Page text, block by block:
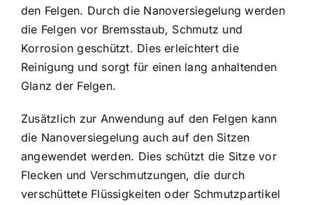
den Felgen. Durch die Nanoversiegelung werden
die Felgen vor Bremsstaub, Schmutz und
Korrosion geschützt. Dies erleichtert die
Reinigung und sorgt für einen lang anhaltenden
Glanz der Felgen.
Zusätzlich zur Anwendung auf den Felgen kann
die Nanoversiegelung auch auf den Sitzen
angewendet werden. Dies schützt die Sitze vor
Flecken und Verschmutzungen, die durch
verschüttete Flüssigkeiten oder Schmutzpartikel